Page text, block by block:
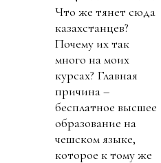
Что же тянет сюда
казахстанцев?
Почему их так
много на моих
курсах? Главная
причина –
бесплатное высшее
образование на
чешском языке,
которое к тому же